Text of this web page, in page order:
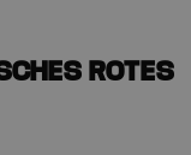
ROTES